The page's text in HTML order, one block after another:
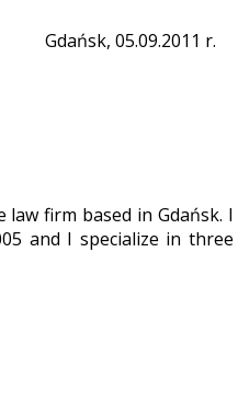
Gdańsk, 05.09.2011 r.
firm based in Gdańsk. I
and I specialize in three